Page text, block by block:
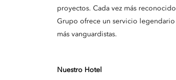
proyectos. Cada vez más
Grupo ofrece un servicio legendario
más vanguardistas.
Nuestro Hotel